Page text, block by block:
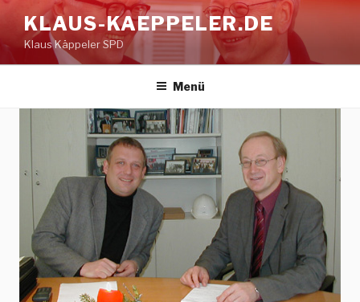
Inhalt
springen
KLAUS-KAEPPELER.DE
Klaus Käppeler SPD
Menü